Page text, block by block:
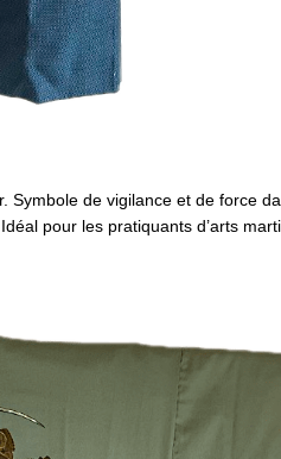
Symbole de vigilance et de force
pour les pratiquants d’arts